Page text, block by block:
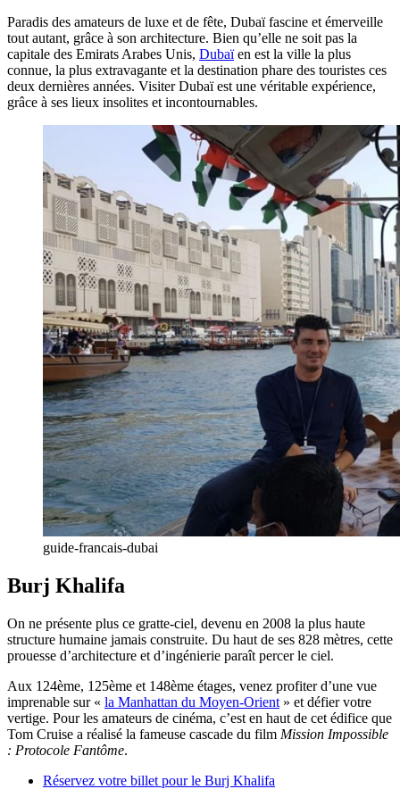
Paradis des amateurs de luxe et de fête, Dubaï fascine et émerveille
tout autant, grâce à son architecture. Bien qu’elle ne soit pas la
capitale des Emirats Arabes Unis, Dubaïen est la ville la plus
connue, la plus extravagante et la destination phare des touristes ces
deux dernières années. Visiter Dubaï est une véritable expérience,
grâce à ses lieux insolites et incontournables.
guide-francais-dubai
Burj Khalifa
On ne présente plus ce gratte-ciel, devenu en 2008 la plus haute
structure humaine jamais construite. Du haut de ses 828 mètres, cette
prouesse d’architecture et d’ingénierie paraît percer le ciel.
Aux 124ème, 125ème et 148ème étages, venez profiter d’une vue
imprenable sur « la Manhattan du Moyen-Orient » et défier votre
vertige. Pour les amateurs de cinéma, c’est en haut de cet édifice que
Tom Cruise a réalisé la fameuse cascade du film Mission Impossible
: Protocole Fantôme.
Réservez votre billet pour le Burj Khalifa